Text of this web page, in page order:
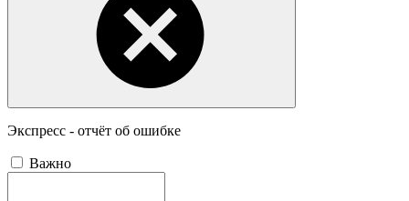
Экспресс - отчёт об ошибке
Важно